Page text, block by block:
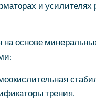
и
на основе
трения.